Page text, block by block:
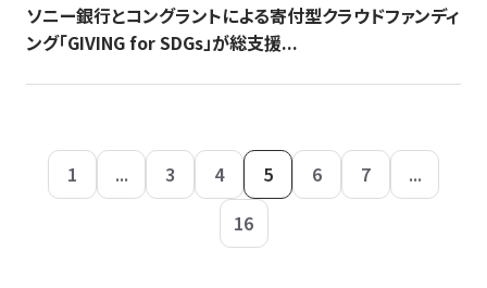
ソニー銀行とコングラントによる寄付型クラウドファンディ
ング「GIVING for SDGs」が総支援...
1 ... 3 4 5 6 7
...
16